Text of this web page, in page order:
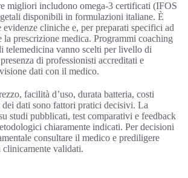
migliori includono omega-3 certificati (IFOS
disponibili in formulazioni italiane. È
evidenze cliniche e, per preparati specifici ad
la prescrizione medica. Programmi coaching
telemedicina vanno scelti per livello di
di professionisti accreditati e
dati con il medico.
facilità d’uso, durata batteria, costi
dati sono fattori pratici decisivi. La
studi pubblicati, test comparativi e feedback
chiaramente indicati. Per decisioni
consultare il medico e prediligere
validati.